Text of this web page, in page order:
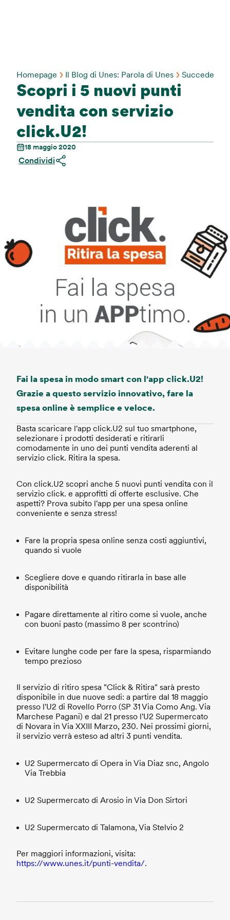
Homepage Il Blog di Unes: Parola di Unes Succede Da
Scopri i 5 nuovi punti
vendita con servizio
click.U2!
18 maggio 2020
Condividi
Fai la spesa in modo smart con l'app click.U2!
Grazie a questo servizio innovativo, fare la
spesa online è semplice e veloce.
Basta scaricare l'app click.U2 sul tuo smartphone,
selezionare i prodotti desiderati e ritirarli
comodamente in uno dei punti vendita aderenti al
servizio click. Ritira la spesa.
Con click.U2 scopri anche 5 nuovi punti vendita con il
servizio click. e approfitti di offerte esclusive. Che
aspetti? Prova subito l'app per una spesa online
conveniente e senza stress!
Fare la propria spesa online senza costi aggiuntivi,
quando si vuole
Scegliere dove e quando ritirarla in base alle
disponibilità
Pagare direttamente al ritiro come si vuole, anche
con buoni pasto (massimo 8 per scontrino)
Evitare lunghe code per fare la spesa, risparmiando
tempo prezioso
Il servizio di ritiro spesa "Click & Ritira" sarà presto
disponibile in due nuove sedi: a partire dal 18 maggio
presso l'U2 di Rovello Porro (SP 31 Via Como Ang. Via
Marchese Pagani) e dal 21 presso l'U2 Supermercato
di Novara in Via XXIII Marzo, 230. Nei prossimi giorni,
il servizio verrà esteso ad altri 3 punti vendita.
U2 Supermercato di Opera in Via Diaz snc, Angolo
Via Trebbia
U2 Supermercato di Arosio in Via Don Sirtori
U2 Supermercato di Talamona, Via Stelvio 2
Per maggiori informazioni, visita:
https://www.unes.it/punti-vendita/.